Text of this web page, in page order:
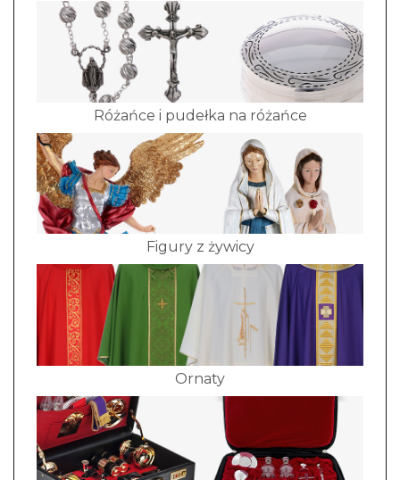
Różańce i pudełka na różańce
Figury z żywicy
Ornaty